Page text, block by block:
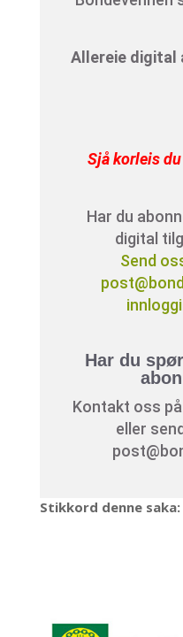
Allereie digital
Sjå korleis
Har du
digital
Send
Har du
Kontakt oss
eller
Stikkord denne saka: